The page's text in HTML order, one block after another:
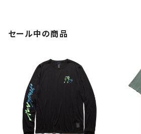
セール中の商品